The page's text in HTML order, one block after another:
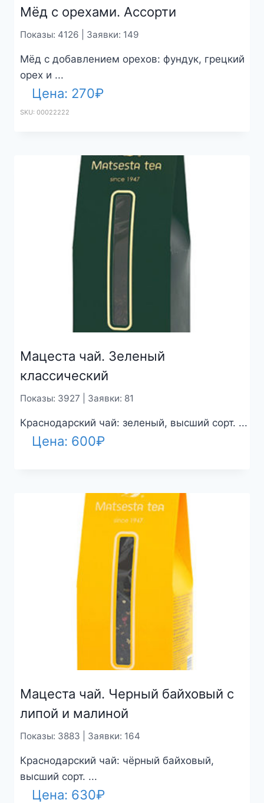
Мёд с орехами. Ассорти
Показы: 4126 | Заявки: 149
Мёд с добавлением орехов: фундук, грецкий
орех и ...
Цена: 270₽
SKU: 00022222
Мацеста чай. Зеленый
классический
Показы: 3927 | Заявки: 81
Краснодарский чай: зеленый, высший сорт. ...
Цена: 600₽
Мацеста чай. Черный байховый с
липой и малиной
Показы: 3883 | Заявки: 164
Краснодарский чай: чёрный байховый,
высший сорт. ...
Цена: 630₽